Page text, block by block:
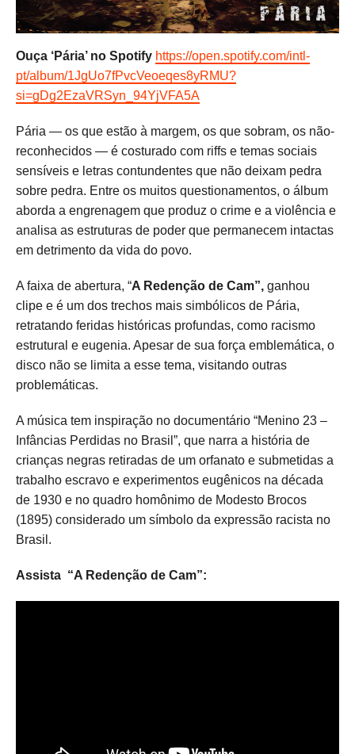
Ouça ‘Pária’ no Spotify https://open.spotify.com/intl-
pt/album/1JgUo7fPvcVeoeqes8yRMU?
si=gDg2EzaVRSyn_94YjVFA5A
Pária — os que estão à margem, os que sobram, os não-
reconhecidos — é costurado com riffs e temas sociais
sensíveis e letras contundentes que não deixam pedra
sobre pedra. Entre os muitos questionamentos, o álbum
aborda a engrenagem que produz o crime e a violência e
analisa as estruturas de poder que permanecem intactas
em detrimento da vida do povo.
A faixa de abertura, “A Redenção de Cam”, ganhou
clipe e é um dos trechos mais simbólicos de Pária,
retratando feridas históricas profundas, como racismo
estrutural e eugenia. Apesar de sua força emblemática, o
disco não se limita a esse tema, visitando outras
problemáticas.
A música tem inspiração no documentário “Menino 23 –
Infâncias Perdidas no Brasil”, que narra a história de
crianças negras retiradas de um orfanato e submetidas a
trabalho escravo e experimentos eugênicos na década
de 1930 e no quadro homônimo de Modesto Brocos
(1895) considerado um símbolo da expressão racista no
Brasil.
Assista “A Redenção de Cam”: